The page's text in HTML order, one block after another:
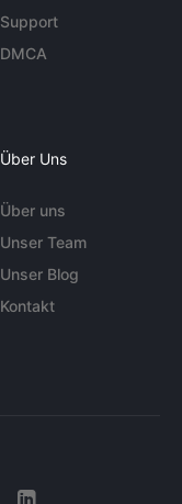
Support
DMCA
Über Uns
Über uns
Unser Team
Unser Blog
Kontakt